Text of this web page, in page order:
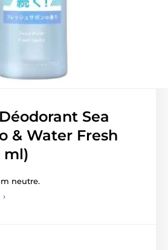
Sea
& Water Fresh
ml)
neutre.